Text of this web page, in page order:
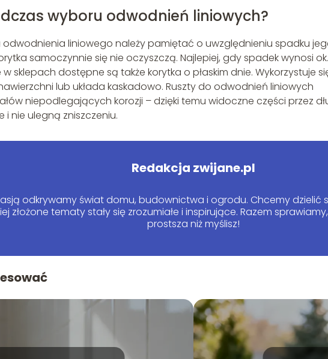
wyboru odwodnień liniowych?
liniowego należy pamiętać o uwzględnieniu spadku
samoczynnie się nie oczyszczą. Najlepiej, gdy spadek wynosi
sklepach dostępne są także korytka o płaskim dnie. Wykorzystuje
lub układa kaskadowo. Ruszty do odwodnień liniowych
niepodlegających korozji – dzięki temu widoczne części przez
nie ulegną zniszczeniu.
Redakcja zwijane.pl
odkrywamy świat domu, budownictwa i ogrodu. Chcemy dzielić
złożone tematy stały się zrozumiałe i inspirujące. Razem
prostsza niż myślisz!